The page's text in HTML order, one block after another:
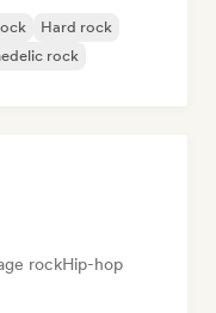
Hard rock
rock
rockHip-hop